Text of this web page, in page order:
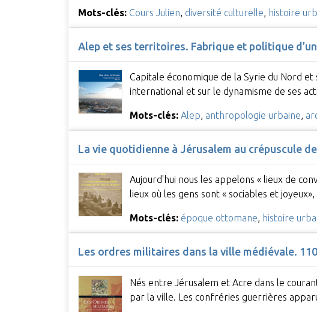
Mots-clés: Cours Julien, diversité culturelle, histoire
Alep et ses territoires. Fabrique et politique
Capitale économique de la Syrie du Nord
international et sur le dynamisme de ses
Mots-clés: Alep, anthropologie urbaine,
La vie quotidienne à Jérusalem au crépuscule
Aujourd'hui nous les appelons « lieux de
lieux où les gens sont « sociables et
Mots-clés: époque ottomane, histoire
Les ordres militaires dans la ville médiévale.
Nés entre Jérusalem et Acre dans le
par la ville. Les confréries guerrières